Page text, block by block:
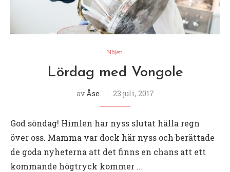
Nöjen
Lördag med Vongole
av Åse 23 juli, 2017
God söndag! Himlen har nyss slutat hälla regn
över oss. Mamma var dock här nyss och berättade
de goda nyheterna att det finns en chans att ett
kommande högtryck kommer …